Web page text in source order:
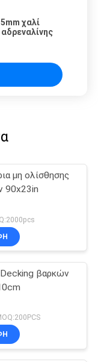
χαλί
μη ολίσθησης
90x23in
βαρκών